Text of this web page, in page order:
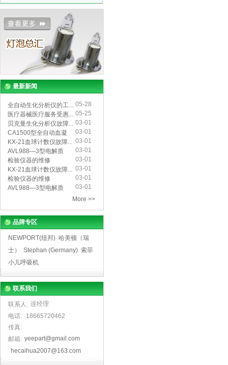
最新新闻
全自动生化分析仪的工... 05-28
医疗器械医疗服务受惠... 05-25
贝克曼生化分析仪故障... 03-01
CA1500型全自动血凝
仪...
03-01
KX-21血球计数仪故障... 03-01
AVL988—3型电解质
分...
03-01
检验仪器的维修
03-01
KX-21血球计数仪故障... 03-01
检验仪器的维修
03-01
AVL988—3型电解质
03-01
More >>
品牌专区
NEWPORT(纽邦) 哈美顿（瑞
士）
Stephan (Germany) 索菲
小儿呼吸机
联系我们
联系人: 连经理
电话:
18665720462
传真:
邮箱: yeepart@gmail.com
hecaihua2007@163.com